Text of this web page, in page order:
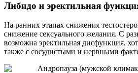
Либидо и эректильная
На ранних этапах снижения
снижение сексуального желания. С
возможна эректильная дисфункция,
также с сосудистыми и нервными